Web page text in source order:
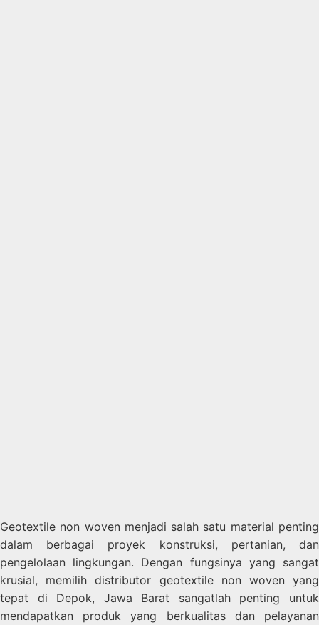
Geotextile non woven menjadi salah satu material penting
dalam berbagai proyek konstruksi, pertanian, dan
pengelolaan lingkungan. Dengan fungsinya yang sangat
krusial, memilih distributor geotextile non woven yang
tepat di Depok, Jawa Barat sangatlah penting untuk
mendapatkan produk yang berkualitas dan pelayanan